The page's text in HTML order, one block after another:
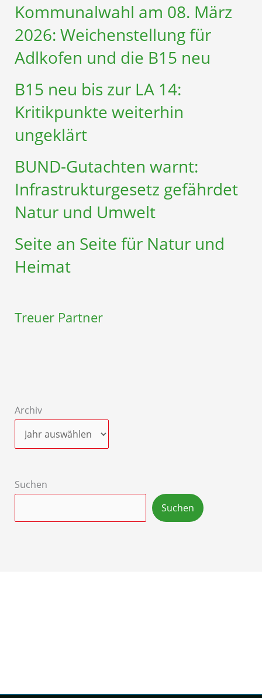
Kommunalwahl am 08. März
2026: Weichenstellung für
Adlkofen und die B15 neu
B15 neu bis zur LA 14:
Kritikpunkte weiterhin
ungeklärt
BUND-Gutachten warnt:
Infrastruktur­gesetz gefährdet
Natur und Umwelt
Seite an Seite für Natur und
Heimat
Treuer Partner
Archiv
Suchen
Suchen